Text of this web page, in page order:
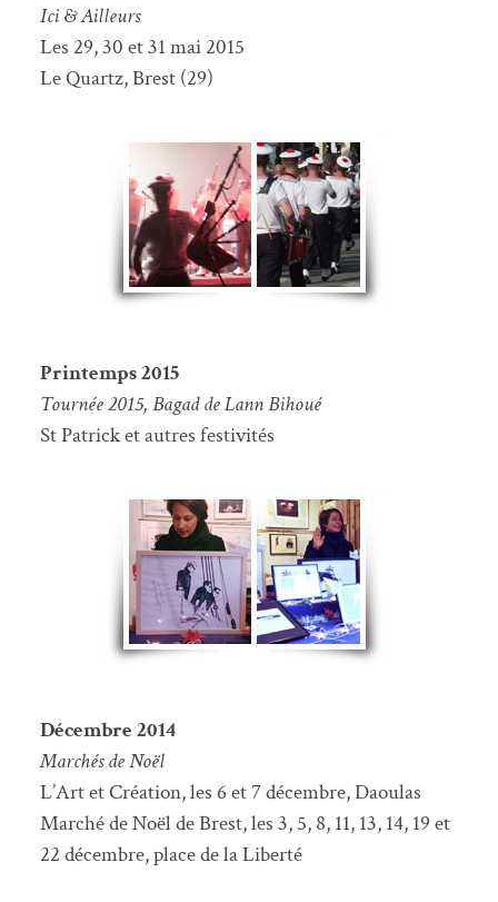
Ici & Ailleurs
Les 29, 30 et 31 mai 2015
Le Quartz, Brest (29)
Printemps 2015
Tournée 2015, Bagad de Lann Bihoué
St Patrick et autres festivités
Décembre 2014
Marchés de Noël
L’Art et Création, les 6 et 7 décembre, Daoulas
Marché de Noël de Brest, les 3, 5, 8, 11, 13, 14, 19 et
22 décembre, place de la Liberté